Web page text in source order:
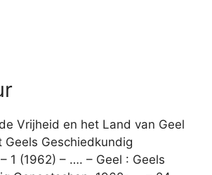
Vrijheid en het Land van Geel
Geschiedkundig
1 (1962) – …. – Geel : Geels